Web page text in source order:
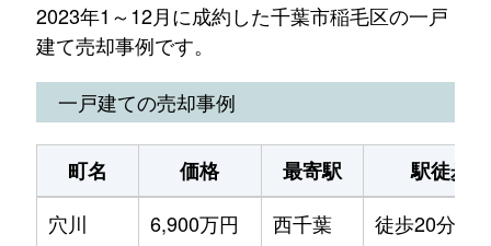
2023年1～12月に成約した千葉市稲毛区の一戸
建て売却事例です。
一戸建ての売却事例
町名 価格 最寄駅
駅徒歩
穴川
6,900万円 西千葉
徒歩20分